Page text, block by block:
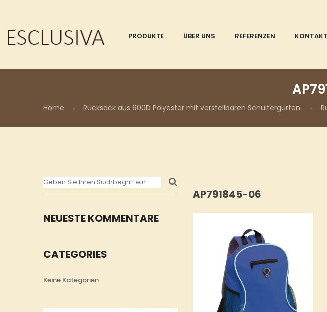
PRODUKTE ÜBER UNS REFERENZEN KONTAKT
Home Rucksack aus 600D Polyester mit verstellbaren Schultergurten.
NEUESTE KOMMENTARE
CATEGORIES
Keine Kategorien
AP791845-06